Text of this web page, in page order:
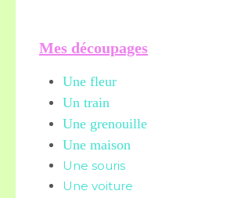
Mes découpages
Une fleur
Un train
Une grenouille
Une maison
Une souris
Une voiture